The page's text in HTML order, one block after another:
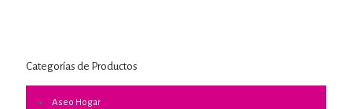
Categorías de Productos
Aseo Hogar